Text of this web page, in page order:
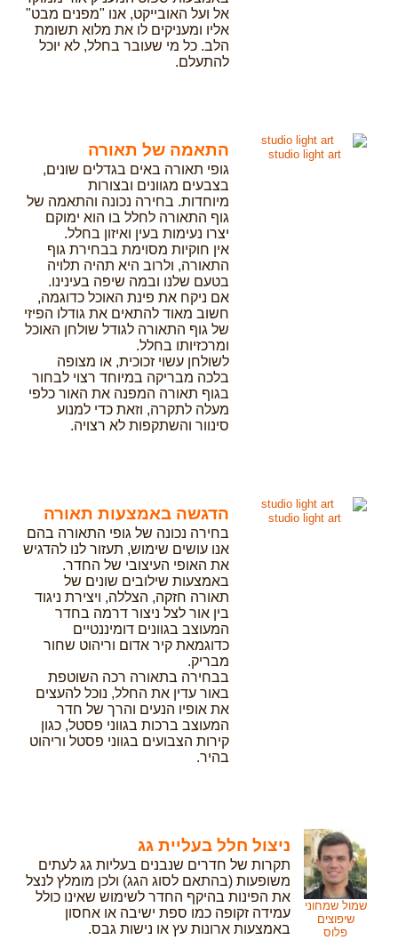
אל ועל האובייקט, אנו "מפנים מבט"
אליו ומעניקים לו את מלוא תשומת
הלב. כל מי שעובר בחלל, לא יוכל
להתעלם.
studio light art התאמה של תאורה
גופי תאורה באים בגדלים שונים,
בצבעים מגוונים ובצורות
מיוחדות. בחירה נכונה והתאמה של
גוף התאורה לחלל בו הוא ימוקם
יצרו נעימות בעין ואיזון בחלל.
אין חוקיות מסוימת בבחירת גוף
התאורה, ולרוב היא תהיה תלויה
בטעם שלנו ובמה שיפה בעינינו.
אם ניקח את פינת האוכל כדוגמה,
חשוב מאוד להתאים את גודלו הפיזי
של גוף התאורה לגודל שולחן האוכל
ומרכזיותו בחלל.
לשולחן עשוי זכוכית, או מצופה
בלכה מבריקה במיוחד רצוי לבחור
בגוף תאורה המפנה את האור כלפי
מעלה לתקרה, וזאת כדי למנוע
סינוור והשתקפות לא רצויה.
studio light art הדגשה באמצעות תאורה
בחירה נכונה של גופי התאורה בהם
אנו עושים שימוש, תעזור לנו להדגיש
את האופי העיצובי של החדר.
באמצעות שילובים שונים של
תאורה חזקה, הצללה, ויצירת ניגוד
בין אור לצל ניצור דרמה בחדר
המעוצב בגוונים דומיננטיים
כדוגמאת קיר אדום וריהוט שחור
מבריק.
בבחירה בתאורה רכה השוטפת
באור עדין את החלל, נוכל להעצים
את אופיו הנעים והרך של חדר
המעוצב ברכות בגווני פסטל, כגון
קירות הצבועים בגווני פסטל וריהוט
בהיר.
שמול שמחוני
שיפוצים
פלוס
ניצול חלל בעליית גג
תקרות של חדרים שנבנים בעליות גג לעתים
משופעות (בהתאם לסוג הגג) ולכן מומלץ לנצל
את הפינות בהיקף החדר לשימוש שאינו כולל
עמידה זקופה כמו ספת ישיבה או אחסון
באמצעות ארונות עץ או נישות גבס.